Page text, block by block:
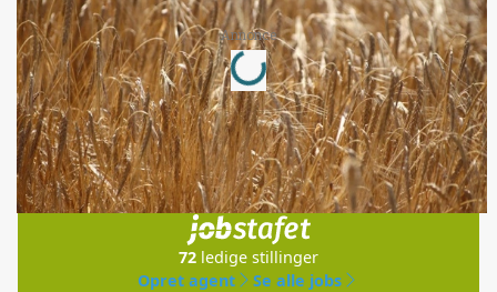
Annonce
Loading...
Jobs
i samarbejde med
72 ledige stillinger
Opret agent
Se alle jobs